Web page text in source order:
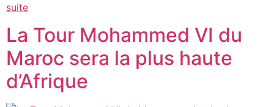
suite
La Tour Mohammed VI du
Maroc sera la plus haute
d’Afrique